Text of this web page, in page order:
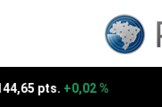
conteúdo
pts. +0,02 %